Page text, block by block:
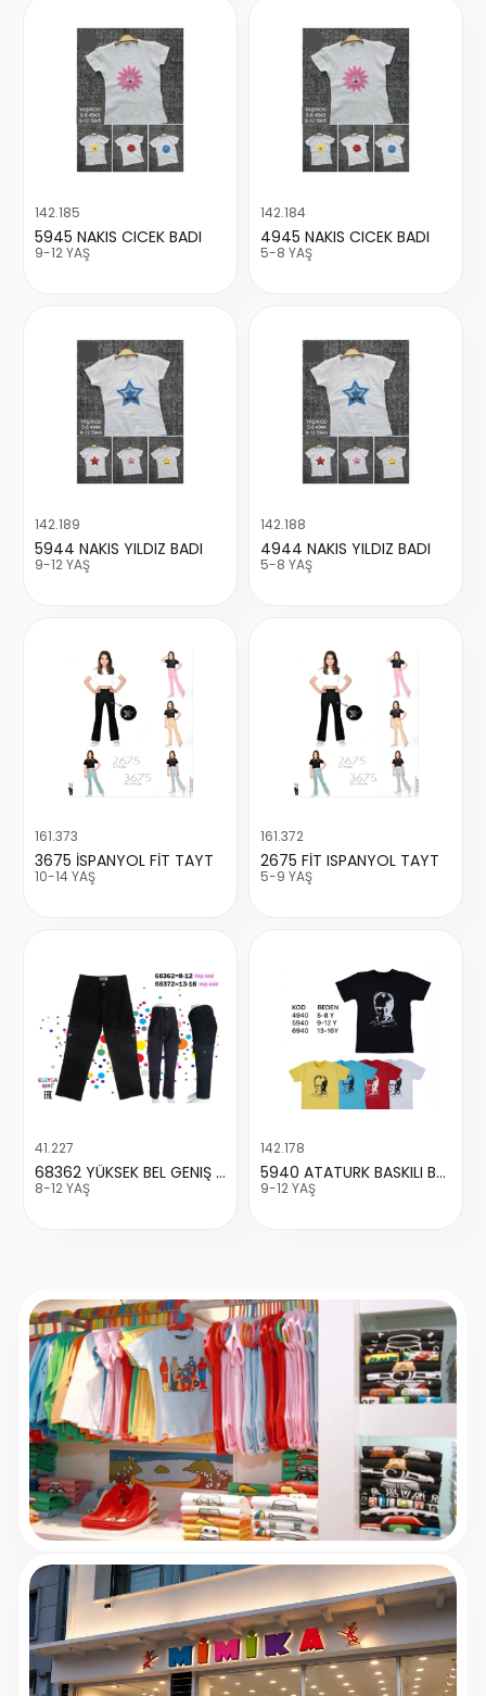
142.185
5945 NAKIS CICEK BADI
9-12 YAŞ
142.184
4945 NAKIS CICEK BADI
5-8 YAŞ
142.189
5944 NAKIS YILDIZ BADI
9-12 YAŞ
142.188
4944 NAKIS YILDIZ BADI
5-8 YAŞ
161.373
3675 İSPANYOL FİT TAYT
10-14 YAŞ
161.372
2675 FİT ISPANYOL TAYT
5-9 YAŞ
41.227
68362 YÜKSEK BEL GENIŞ PACA KOMANDO CEP PANTALON
8-12 YAŞ
142.178
5940 ATATURK BASKILI BADI
9-12 YAŞ